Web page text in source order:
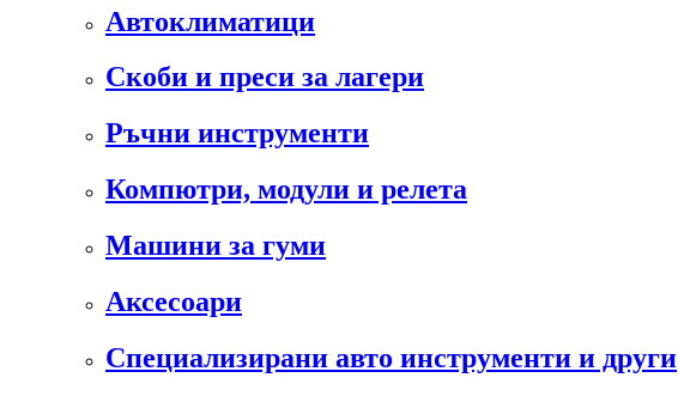
Автоклиматици
Скоби и преси за лагери
Ръчни инструменти
Компютри, модули и релета
Машини за гуми
Аксесоари
Специализирани авто инструменти и други